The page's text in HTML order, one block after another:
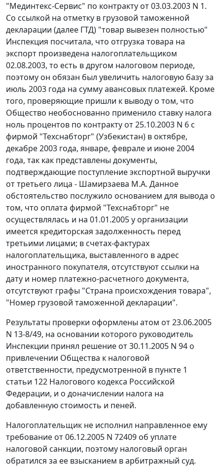
"Мединтекс-Сервис" по контракту от 03.03.2003 N 1.
Со ссылкой на отметку в грузовой таможенной
декларации (далее ГТД) "товар вывезен полностью"
Инспекция посчитала, что отгрузка товара на
экспорт произведена налогоплательщиком
02.08.2003, то есть в другом налоговом периоде,
поэтому он обязан был увеличить налоговую базу за
июль 2003 года на сумму авансовых платежей. Кроме
того, проверяющие пришли к выводу о том, что
Общество необоснованно применило ставку налога
ноль процентов по контракту от 25.10.2003 N 6 с
фирмой "Техснабторг" (Узбекистан) в октябре,
декабре 2003 года, январе, феврале и июне 2004
года, так как представлены документы,
подтверждающие поступление экспортной выручки
от третьего лица - Шамирзаева М.А. Данное
обстоятельство послужило основанием для вывода о
том, что оплата фирмой "Техснабторг" не
осуществлялась и на 01.01.2005 у организации
имеется кредиторская задолженность перед
третьими лицами; в счетах-фактурах
налогоплательщика, выставленного в адрес
иностранного покупателя, отсутствуют ссылки на
дату и номер платежно-расчетного документа,
отсутствуют графы "Страна происхождения товара",
"Номер грузовой таможенной декларации".
Результаты проверки оформлены атом от 23.06.2005
N 13-8/49, на основании которого руководитель
Инспекции принял решение от 30.11.2005 N 94 о
привлечении Общества к налоговой
ответственности, предусмотренной в пункте 1
статьи 122 Налогового кодекса Российской
Федерации, и о доначислении налога на
добавленную стоимость и пеней.
Налогоплательщик не исполнил направленное ему
требование от 06.12.2005 N 72409 об уплате
налоговой санкции, поэтому налоговый орган
обратился за ее взысканием в арбитражный суд.